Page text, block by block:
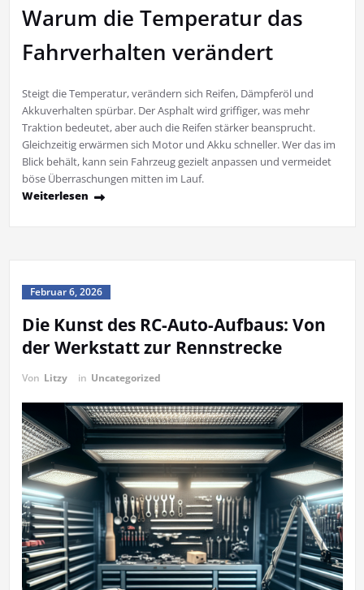
Warum die Temperatur das
Fahrverhalten verändert
Steigt die Temperatur, verändern sich Reifen, Dämpferöl und
Akkuverhalten spürbar. Der Asphalt wird griffiger, was mehr
Traktion bedeutet, aber auch die Reifen stärker beansprucht.
Gleichzeitig erwärmen sich Motor und Akku schneller. Wer das im
Blick behält, kann sein Fahrzeug gezielt anpassen und vermeidet
böse Überraschungen mitten im Lauf.
Weiterlesen
Februar 6, 2026
Die Kunst des RC-Auto-Aufbaus: Von
der Werkstatt zur Rennstrecke
Von Litzy in Uncategorized